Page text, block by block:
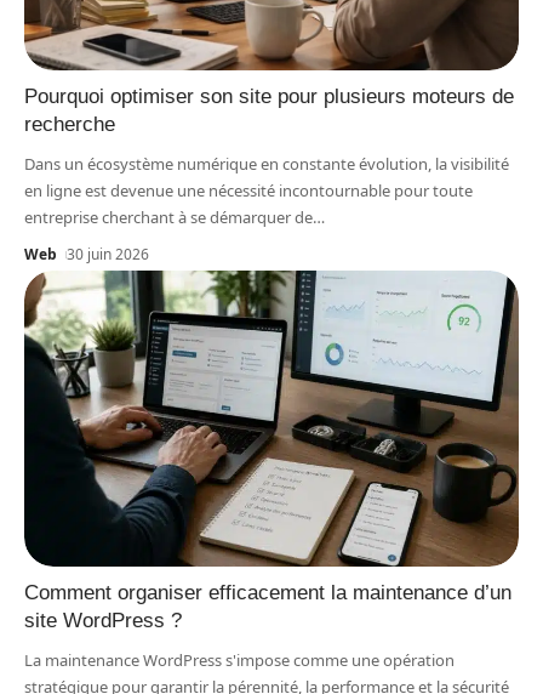
Pourquoi optimiser son site pour plusieurs moteurs de
recherche
Dans un écosystème numérique en constante évolution, la visibilité
en ligne est devenue une nécessité incontournable pour toute
entreprise cherchant à se démarquer de…
Web 30 juin 2026
Comment organiser efficacement la maintenance d’un
site WordPress ?
La maintenance WordPress s'impose comme une opération
stratégique pour garantir la pérennité, la performance et la sécurité